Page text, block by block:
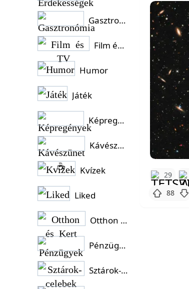
29
88
Gasztronómia
Film és TV
Humor
Játék
Képregények
Kávészünet ☕
Kvízek
Liked
Otthon és Kert
Pénzügyek
Sztárok-celebek